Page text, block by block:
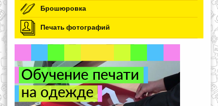
Брошюровка
Печать фотографий